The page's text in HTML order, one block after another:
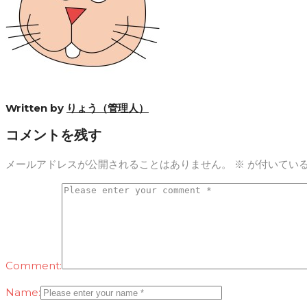
Written by りょう（管理人）
コメントを残す
メールアドレスが公開されることはありません。 ※ が付いてい
Comment:
Name: